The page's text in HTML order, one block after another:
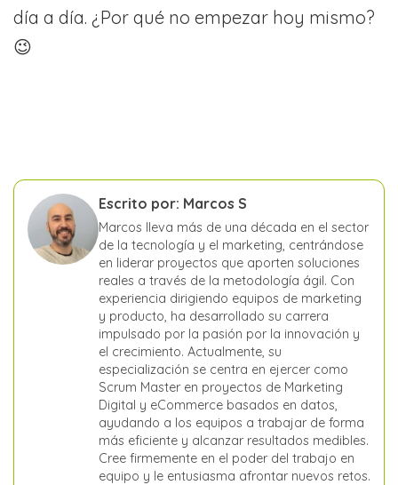
día a día. ¿Por qué no empezar hoy mismo?
😉
Escrito por: Marcos S
Marcos lleva más de una década en el sector
de la tecnología y el marketing, centrándose
en liderar proyectos que aporten soluciones
reales a través de la metodología ágil. Con
experiencia dirigiendo equipos de marketing
y producto, ha desarrollado su carrera
impulsado por la pasión por la innovación y
el crecimiento. Actualmente, su
especialización se centra en ejercer como
Scrum Master en proyectos de Marketing
Digital y eCommerce basados en datos,
ayudando a los equipos a trabajar de forma
más eficiente y alcanzar resultados medibles.
Cree firmemente en el poder del trabajo en
equipo y le entusiasma afrontar nuevos retos.